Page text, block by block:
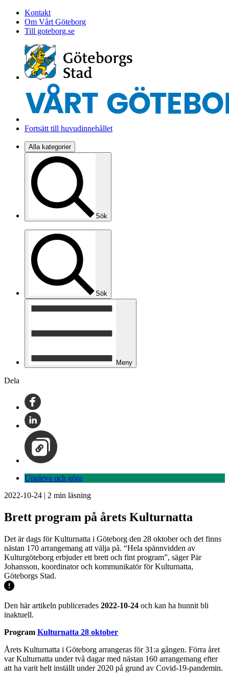
Kontakt
Om Vårt Göteborg
Till goteborg.se
Fortsätt till huvudinnehållet
Alla kategorier
Sök
Sök
Meny
Dela
Uppleva och göra
2022-10-24 | 2 min läsning
Brett program på årets Kulturnatta
Det är dags för Kulturnatta i Göteborg den 28 oktober och det finns
nästan 170 arrangemang att välja på. “Hela spännvidden av
Kulturgöteborg erbjuder ett brett och fint program”, säger Pär
Johansson, koordinator och kommunikatör för Kulturnatta,
Göteborgs Stad.
Den här artikeln publicerades 2022-10-24 och kan ha hunnit bli
inaktuell.
Program Kulturnatta 28 oktober
Årets Kulturnatta i Göteborg arrangeras för 31:a gången. Förra året
var Kulturnatta under två dagar med nästan 160 arrangemang efter
att ha varit helt inställt under 2020 på grund av Covid-19-pandemin.